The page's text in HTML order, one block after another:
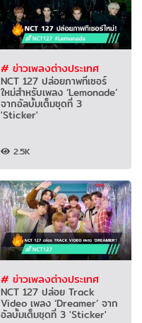
# ข่าวเพลงต่างประเทศ
NCT 127 ปล่อยภาพทีเซอร์
ใหม่สำหรับเพลง ‘Lemonade’
จากอัลบั้มเต็มชุดที่ 3
'Sticker'
2.5K
# ข่าวเพลงต่างประเทศ
NCT 127 ปล่อย Track
Video เพลง ‘Dreamer’ จาก
อัลบั้มเต็มชุดที่ 3 'Sticker'